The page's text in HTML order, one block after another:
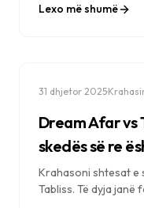
tuaja.
Lexo më shumë
31 dhjetor 2025·
Dream Afar vs
skedës së re
ju?
Krahasoni shtesat e
Tabliss. Të dyja janë